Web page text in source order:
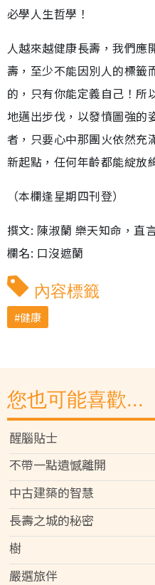
必學人生哲學！
人越來越健康長壽，我們
壽，至少不能因別人的標籤
的，只有你能定義自己！所
地邁出步伐，以發憤圖強的
者，只要心中那團火依然充
新起點，任何年齡都能綻放
（本欄逢星期四刊登）
撰文: 陳淑蘭 樂天知命，直
欄名: 口沒遮蘭
內容標籤
健康
您也可能喜歡...
醒腦貼士
不帶一點遺憾離開
中古建築的智慧
長壽之城的秘密
樹
嚴選旅伴